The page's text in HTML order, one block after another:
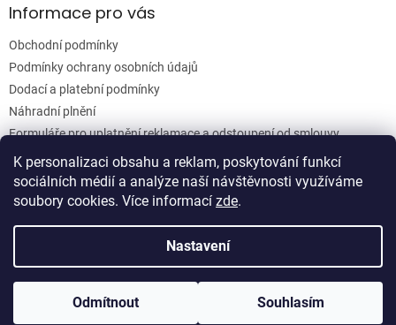
K personalizaci obsahu a reklam, poskytování funkcí
sociálních médií a analýze naší návštěvnosti využíváme
soubory cookies. Více informací zde.
Nastavení
Odmítnout Souhlasím
u
Informace pro vás
Obchodní podmínky
Podmínky ochrany osobních údajů
Dodací a platební podmínky
Náhradní plnění
Formuláře pro uplatnění reklamace a odstoupení od smlouvy
Moje objednávka
Woodgrain s.r.o.
Upravit nastavení cookies